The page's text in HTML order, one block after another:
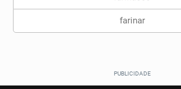
farinar